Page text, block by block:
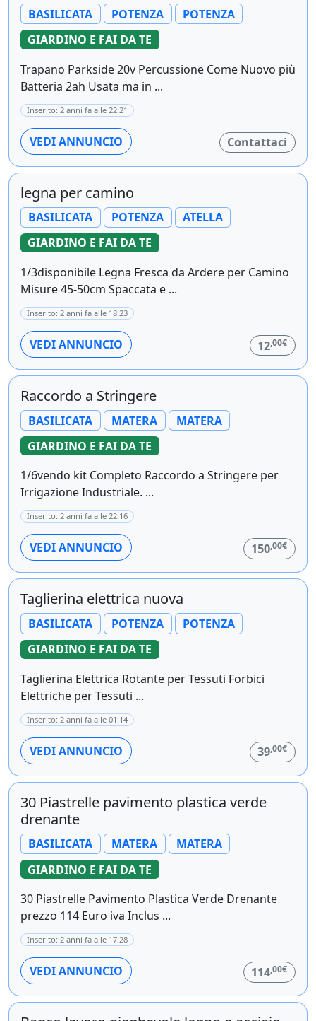
BASILICATA POTENZA
POTENZA
GIARDINO E FAI DA TE
Trapano Parkside 20v Percussione Come Nuovo più
Batteria 2ah Usata ma in ...
Inserito: 2 anni fa alle 22:21
VEDI ANNUNCIO Contattaci
legna per camino
BASILICATA POTENZA
ATELLA
GIARDINO E FAI DA TE
1/3disponibile Legna Fresca da Ardere per Camino
Misure 45-50cm Spaccata e ...
Inserito: 2 anni fa alle 18:23
VEDI ANNUNCIO 12,00€
Raccordo a Stringere
BASILICATA MATERA
MATERA
GIARDINO E FAI DA TE
1/6vendo kit Completo Raccordo a Stringere per
Irrigazione Industriale. ...
Inserito: 2 anni fa alle 22:16
VEDI ANNUNCIO 150,00€
Taglierina elettrica nuova
BASILICATA POTENZA
POTENZA
GIARDINO E FAI DA TE
Taglierina Elettrica Rotante per Tessuti Forbici
Elettriche per Tessuti ...
Inserito: 2 anni fa alle 01:14
VEDI ANNUNCIO 39,00€
30 Piastrelle pavimento plastica verde
drenante
BASILICATA MATERA
MATERA
GIARDINO E FAI DA TE
30 Piastrelle Pavimento Plastica Verde Drenante
prezzo 114 Euro iva Inclus ...
Inserito: 2 anni fa alle 17:28
VEDI ANNUNCIO 114,00€